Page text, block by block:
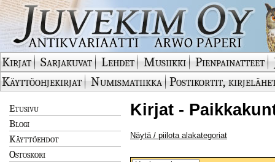
Kirjat Sarjakuvat Lehdet Musiikki Pienpainatteet
Käyttöohjekirjat
Numismatiikka Postikortit,
Etusivu
Blogi
Käyttöehdot
Ostoskori
Kirjat -
Näytä / piilota alakategoriat